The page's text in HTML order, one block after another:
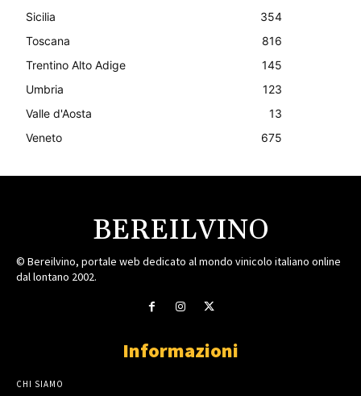
Sicilia
354
Toscana
816
Trentino Alto Adige
145
Umbria
123
Valle d'Aosta
13
Veneto
675
BEREILVINO
© Bereilvino, portale web dedicato al mondo vinicolo italiano online
dal lontano 2002.
Informazioni
CHI SIAMO